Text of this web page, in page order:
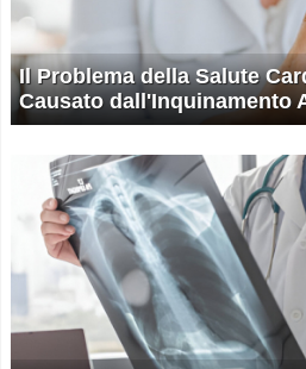
Il Problema della Salute
Causato dall'Inquinamento